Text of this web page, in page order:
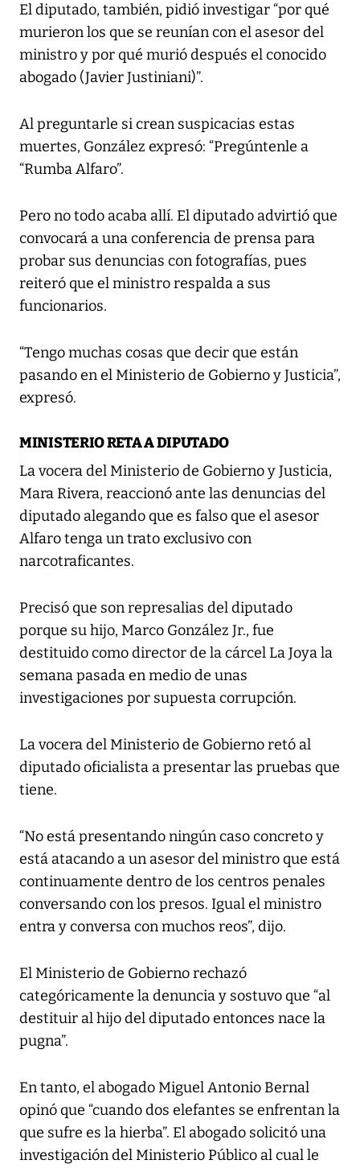
El diputado, también, pidió investigar “por qué
murieron los que se reunían con el asesor del
ministro y por qué murió después el conocido
abogado (Javier Justiniani)”.
Al preguntarle si crean suspicacias estas
muertes, González expresó: “Pregúntenle a
“Rumba Alfaro”.
Pero no todo acaba allí. El diputado advirtió que
convocará a una conferencia de prensa para
probar sus denuncias con fotografías, pues
reiteró que el ministro respalda a sus
funcionarios.
“Tengo muchas cosas que decir que están
pasando en el Ministerio de Gobierno y Justicia”,
expresó.
MINISTERIO RETA A DIPUTADO
La vocera del Ministerio de Gobierno y Justicia,
Mara Rivera, reaccionó ante las denuncias del
diputado alegando que es falso que el asesor
Alfaro tenga un trato exclusivo con
narcotraficantes.
Precisó que son represalias del diputado
porque su hijo, Marco González Jr., fue
destituido como director de la cárcel La Joya la
semana pasada en medio de unas
investigaciones por supuesta corrupción.
La vocera del Ministerio de Gobierno retó al
diputado oficialista a presentar las pruebas que
tiene.
“No está presentando ningún caso concreto y
está atacando a un asesor del ministro que está
continuamente dentro de los centros penales
conversando con los presos. Igual el ministro
entra y conversa con muchos reos”, dijo.
El Ministerio de Gobierno rechazó
categóricamente la denuncia y sostuvo que “al
destituir al hijo del diputado entonces nace la
pugna”.
En tanto, el abogado Miguel Antonio Bernal
opinó que “cuando dos elefantes se enfrentan la
que sufre es la hierba”. El abogado solicitó una
investigación del Ministerio Público al cual le